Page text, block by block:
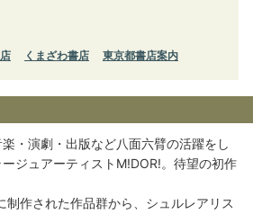
くまざわ書店 東京都書店案内
・演劇・出版など八面六臂の活躍をし
ジュアーティストM!DOR!。待望の初作
制作された作品群から、シュルレアリス